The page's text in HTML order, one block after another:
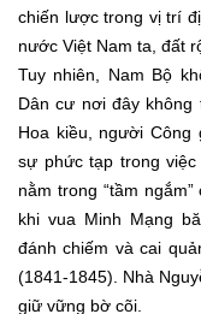
chiến lược trong vị trí
nước Việt Nam ta, đất
Tuy nhiên, Nam Bộ
Dân cư nơi đây không
Hoa kiều, người Công
sự phức tạp trong
nằm trong “tầm
khi vua Minh Mạng
đánh chiếm và cai
(1841-1845). Nhà
giữ vững bờ cõi.